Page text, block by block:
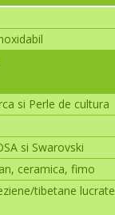
si Perle de cultura
si Swarovski
ceramica, fimo
tibetane lucrate